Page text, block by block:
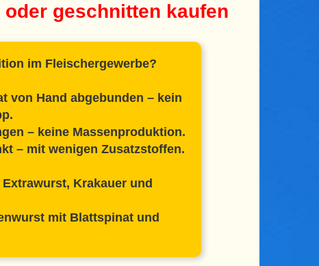
geschnitten kaufen
im Fleischergewerbe?
von Hand abgebunden – kein
– keine Massenproduktion.
– mit wenigen Zusatzstoffen.
Krakauer und
mit Blattspinat und